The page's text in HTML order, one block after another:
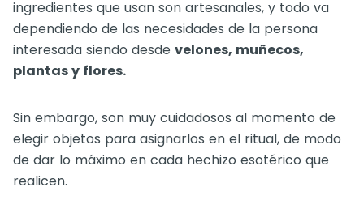
ingredientes que usan son artesanales, y todo va
dependiendo de las necesidades de la persona
interesada siendo desde velones, muñecos,
plantas y flores.
Sin embargo, son muy cuidadosos al momento de
elegir objetos para asignarlos en el ritual, de modo
de dar lo máximo en cada hechizo esotérico que
realicen.